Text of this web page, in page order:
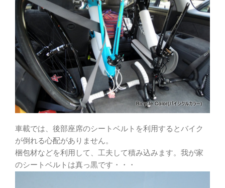
車載では、後部座席のシートベルトを利用するとバイク
が倒れる心配がありません。
梱包材などを利用して、工夫して積み込みます。我が家
のシートベルトは真っ黒です・・・